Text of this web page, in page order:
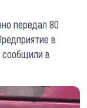
передал 80
в
сообщили в